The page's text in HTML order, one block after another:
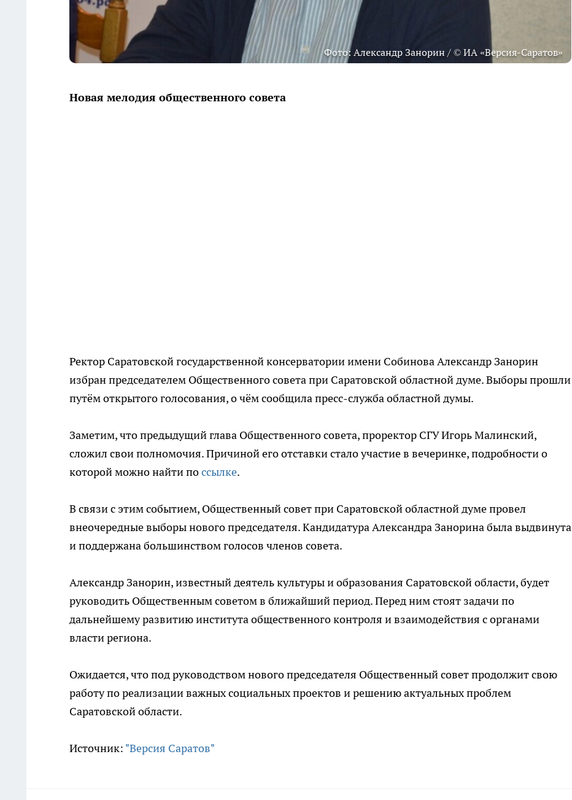
Фото: Александр Занорин / © ИА «Версия-Саратов»
Новая мелодия общественного совета
Ректор Саратовской государственной консерватории имени Собинова Александр Занорин
избран председателем Общественного совета при Саратовской областной думе. Выборы прошли
путём открытого голосования, о чём сообщила пресс-служба областной думы.
Заметим, что предыдущий глава Общественного совета, проректор СГУ Игорь Малинский,
сложил свои полномочия. Причиной его отставки стало участие в вечеринке, подробности о
которой можно найти поссылке.
В связи с этим событием, Общественный совет при Саратовской областной думе провел
внеочередные выборы нового председателя. Кандидатура Александра Занорина была выдвинута
и поддержана большинством голосов членов совета.
Александр Занорин, известный деятель культуры и образования Саратовской области, будет
руководить Общественным советом в ближайший период. Перед ним стоят задачи по
дальнейшему развитию института общественного контроля и взаимодействия с органами
власти региона.
Ожидается, что под руководством нового председателя Общественный совет продолжит свою
работу по реализации важных социальных проектов и решению актуальных проблем
Саратовской области.
Источник: "Версия Саратов"